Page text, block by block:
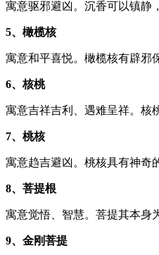
寓意驱邪避凶。沉香可以镇静
5、橄榄核
寓意和平喜悦。橄榄核有辟邪
6、核桃
寓意吉祥吉利、遇难呈祥。核
7、桃核
寓意趋吉避凶。桃核具有神奇
8、菩提根
寓意觉悟、智慧。菩提其本身
9、金刚菩提